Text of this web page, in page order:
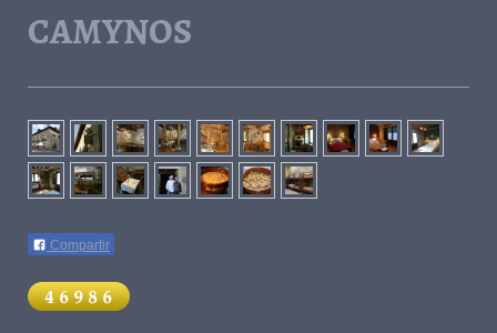
CAMYNOS
Compartir